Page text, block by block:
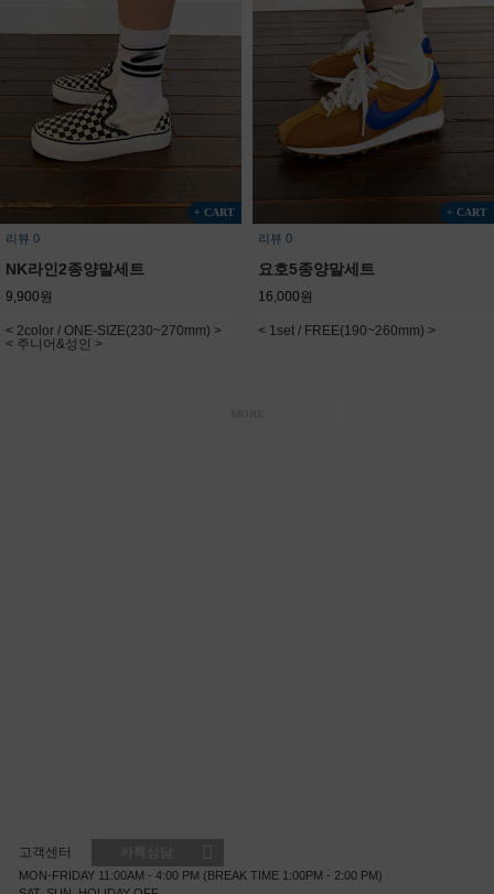
+ CART
리뷰 0
NK라인2종양말세트
9,900원
< 2color / ONE-SIZE(230~270mm) >
< 주니어&성인 >
+ CART
리뷰 0
요호5종양말세트
16,000원
< 1set / FREE(190~260mm) >
고객센터
MON-FRIDAY 11:00AM - 4:00 PM (BREAK TIME 1:00PM - 2:00 PM)